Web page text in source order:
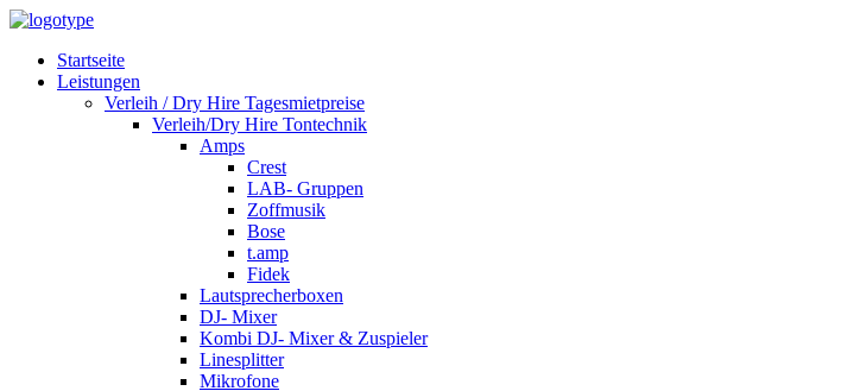
Startseite
Leistungen
Verleih / Dry Hire Tagesmietpreise
Verleih/Dry Hire Tontechnik
Amps
Crest
LAB- Gruppen
Zoffmusik
Bose
t.amp
Fidek
Lautsprecherboxen
DJ- Mixer
Kombi DJ- Mixer & Zuspieler
Linesplitter
Mikrofone